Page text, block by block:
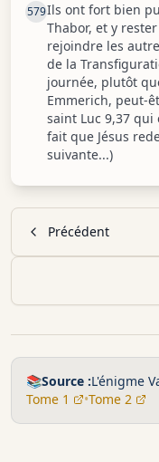
579Ils ont fort bien
Thabor, et y
rejoindre les
de la
journée, plutôt
Emmerich, peut-
saint Luc 9,37 qui
fait que Jésus
suivante...)
Précédent
📚Source :L'énigme
Tome 1
•Tome 2